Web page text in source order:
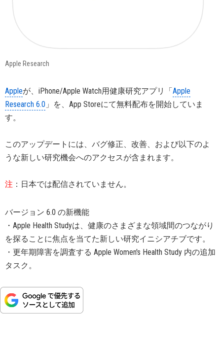
Apple Research
Appleが、iPhone/Apple Watch用健康研究アプリ「Apple
Research 6.0 」を、App Storeにて無料配布を開始していま
す。
このアップデートには、バグ修正、改善、および以下のよ
うな新しい研究機会へのアクセスが含まれます。
注 ：日本では配信されていません。
バージョン 6.0 の新機能
・Apple Health Studyは、健康のさまざまな領域間のつながり
を探ることに焦点を当てた新しい研究イニシアチブです。
・更年期障害を調査する Apple Women's Health Study 内の追加
タスク。